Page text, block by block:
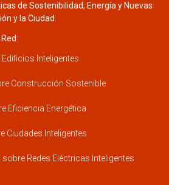
de Sostenibilidad, Energía y Nuevas
y la Ciudad.
Inteligentes
Construcción Sostenible
Eficiencia Energética
Ciudades Inteligentes
sobre Redes Eléctricas Inteligentes